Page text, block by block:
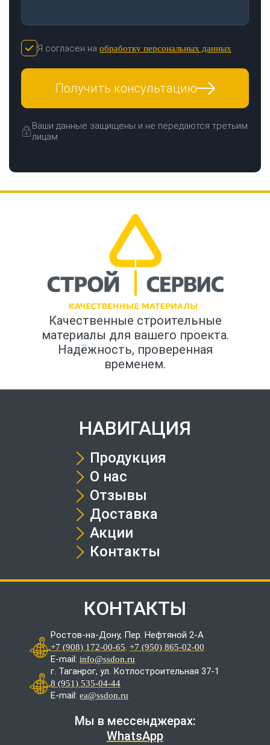
Я согласен на обработку персональных данных
Получить консультацию
Ваши данные защищены и не передаются третьим
лицам
Качественные строительные
материалы для вашего проекта.
Надёжность, проверенная
временем.
НАВИГАЦИЯ
Продукция
О нас
Отзывы
Доставка
Акции
Контакты
КОНТАКТЫ
Ростов-на-Дону, Пер. Нефтяной 2-А
+7 (908) 172-00-65. +7 (950) 865-02-00
E-mail: info@ssdon.ru
г. Таганрог, ул. Котлостроительная 37-1
8 (951) 535-04-44
E-mail: ea@ssdon.ru
Мы в мессенджерах:
WhatsApp
ЗАКАЗАТЬ ЗВОНОК